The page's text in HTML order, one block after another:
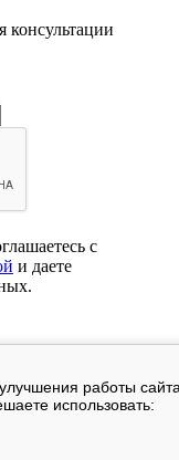
работы
использовать:
консультации
с
и даете